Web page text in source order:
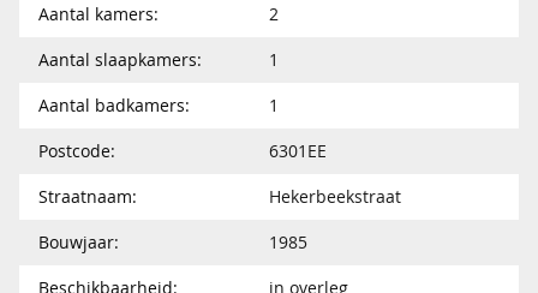
Aantal kamers:
2
Aantal slaapkamers:
1
Aantal badkamers:
1
Postcode:
6301EE
Straatnaam:
Hekerbeekstraat
Bouwjaar:
1985
Beschikbaarheid:
in overleg